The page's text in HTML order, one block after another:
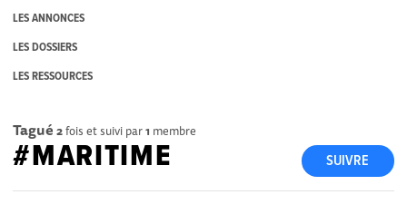
LES ANNONCES
LES DOSSIERS
LES RESSOURCES
Tagué 2fois et suivi par1 membre
SUIVRE
#MARITIME